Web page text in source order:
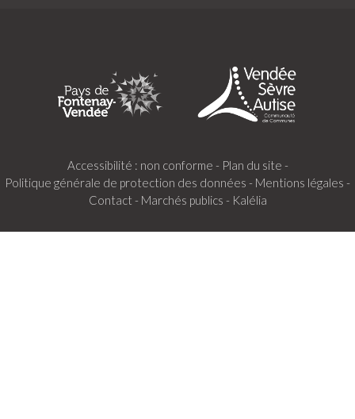
Accessibilité : non conforme - Plan du site -
Politique générale de protection des données - Mentions légales -
Contact - Marchés publics - Kalélia